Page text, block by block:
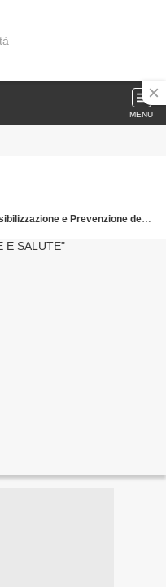
MENU
Donna dona all'AISPPD o.n.l.u.s. il tuo 5 x mille C.F. 92029900583